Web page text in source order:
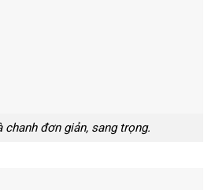
chanh đơn giản, sang trọng.